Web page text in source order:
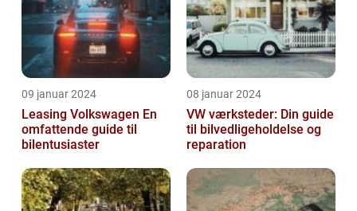
09 januar 2024
Leasing Volkswagen En
omfattende guide til
bilentusiaster
08 januar 2024
VW værksteder: Din guide
til bilvedligeholdelse og
reparation